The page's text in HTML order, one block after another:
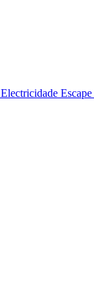
Electricidade Escape